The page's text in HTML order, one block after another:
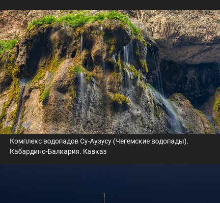
Комплекс водопадов Су-Аузусу (Чегемские водопады).
Кабардино-Балкария. Кавказ